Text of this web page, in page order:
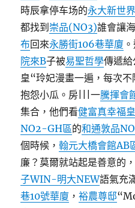
時辰拿停车场的永大新世界
都找到 崇品(NO3)誰會讓
布回來永勝街106巷華廈
院來B子被易聖哲學傳遞給
皇“玲妃漫畫一遍，每次不
抱怨小瓜。房|||一騰揮會
集合，他們看健富真幸福
NO2-GH區的和通敦品
個時候，翰元大橋會館AB
廉？莫爾就站起是善意的
子WIN-明大NEW語氣充
巷10號華廈 ，裕農尊邸